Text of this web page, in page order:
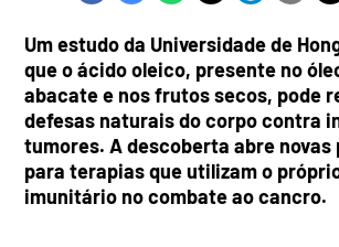
Um estudo da Universidade de
que o ácido oleico, presente no
abacate e nos frutos secos, pode
defesas naturais do corpo contra
tumores. A descoberta abre
para terapias que utilizam o
imunitário no combate ao cancro.